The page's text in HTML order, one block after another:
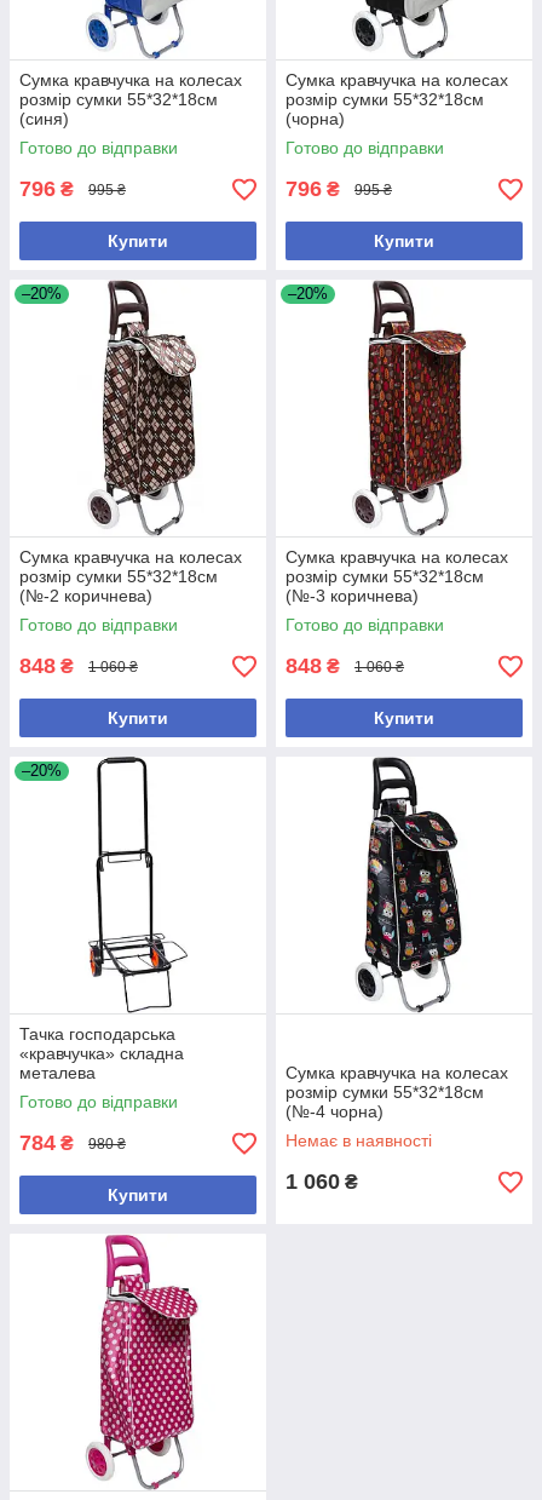
Сумка кравчучка на колесах
розмір сумки 55*32*18см
(синя)
Готово до відправки
796 ₴ 995 ₴
Купити
Сумка кравчучка на колесах
розмір сумки 55*32*18см
(чорна)
Готово до відправки
796 ₴ 995 ₴
Купити
–20%
Сумка кравчучка на колесах
розмір сумки 55*32*18см
(№-2 коричнева)
Готово до відправки
848 ₴ 1 060 ₴
Купити
–20%
Сумка кравчучка на колесах
розмір сумки 55*32*18см
(№-3 коричнева)
Готово до відправки
848 ₴ 1 060 ₴
Купити
–20%
Тачка господарська
«кравчучка» складна
металева
Готово до відправки
784 ₴ 980 ₴
Купити
Сумка кравчучка на колесах
розмір сумки 55*32*18см
(№-4 чорна)
Немає в наявності
1 060 ₴